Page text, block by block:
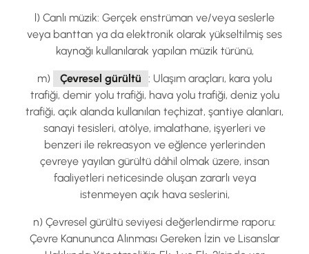
l) Canlı müzik: Gerçek enstrüman ve/veya seslerle
veya banttan ya da elektronik olarak yükseltilmiş ses
kaynağı kullanılarak yapılan müzik türünü,
m) Çevresel gürültü : Ulaşım araçları, kara yolu
trafiği, demir yolu trafiği, hava yolu trafiği, deniz yolu
trafiği, açık alanda kullanılan teçhizat, şantiye alanları,
sanayi tesisleri, atölye, imalathane, işyerleri ve
benzeri ile rekreasyon ve eğlence yerlerinden
çevreye yayılan gürültü dâhil olmak üzere, insan
faaliyetleri neticesinde oluşan zararlı veya
istenmeyen açık hava seslerini,
n) Çevresel gürültü seviyesi değerlendirme raporu:
Çevre Kanununca Alınması Gereken İzin ve Lisanslar